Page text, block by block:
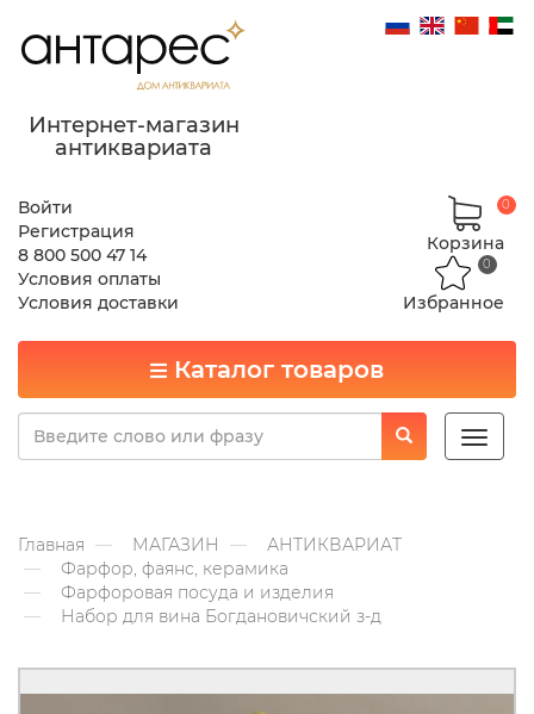
Интернет-магазин
антиквариата
Войти
Регистрация
8 800 500 47 14
Условия оплаты
Условия доставки
Корзина
0
Избранное
0
Каталог товаров
Toggle
Главная МАГАЗИН
АНТИКВАРИАТ
Фарфор, фаянс, керамика
Фарфоровая посуда и изделия
Набор для вина Богдановичский з-д